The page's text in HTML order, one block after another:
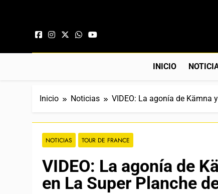
INICIO
Inicio Noticias VIDEO: La agonía de Kämna
NOTICIAS TOUR DE FRANCE
VIDEO: La agonía de
en La Super Planche